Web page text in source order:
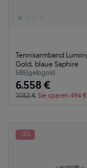
Tennisarmband
Gold, blaue Saphire
585|gelbgold
6.558 €
7.052 € Sie sparen 494 €
-3%